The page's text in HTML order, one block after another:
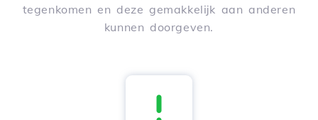
tegenkomen en deze gemakkelijk aan anderen
kunnen doorgeven.